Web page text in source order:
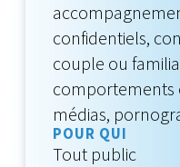
confidentiels,
couple ou
comportements
médias,
POUR QUI
Tout public